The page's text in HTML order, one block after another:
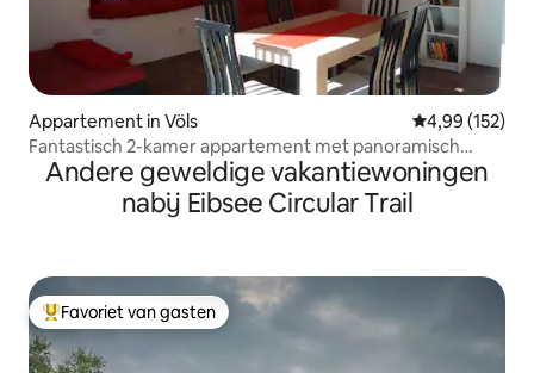
Appartement in Völs Gemiddelde
4,99 (152)
Fantastisch 2-kamer appartement met panoramisch
uitzicht
Andere geweldige vakantiewoningen
nabij Eibsee Circular Trail
Topfavoriet van gasten
Favoriet van gasten